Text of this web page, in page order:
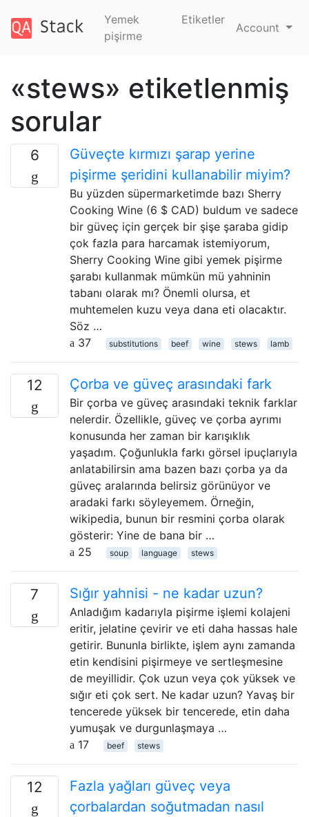
Yemek
pişirme
Etiketler
Account
«stews» etiketlenmiş
sorular
6
Güveçte kırmızı şarap yerine
pişirme şeridini kullanabilir miyim?
Bu yüzden süpermarketimde bazı Sherry
Cooking Wine (6 $ CAD) buldum ve sadece
bir güveç için gerçek bir şişe şaraba gidip
çok fazla para harcamak istemiyorum,
Sherry Cooking Wine gibi yemek pişirme
şarabı kullanmak mümkün mü yahninin
tabanı olarak mı? Önemli olursa, et
muhtemelen kuzu veya dana eti olacaktır.
Söz …
37
substitutions beef wine stews lamb
12 Çorba ve güveç arasındaki fark
Bir çorba ve güveç arasındaki teknik farklar
nelerdir. Özellikle, güveç ve çorba ayrımı
konusunda her zaman bir karışıklık
yaşadım. Çoğunlukla farkı görsel ipuçlarıyla
anlatabilirsin ama bazen bazı çorba ya da
güveç aralarında belirsiz görünüyor ve
aradaki farkı söyleyemem. Örneğin,
wikipedia, bunun bir resmini çorba olarak
gösterir: Yine de bana bir …
25
soup language stews
7 Sığır yahnisi - ne kadar uzun?
Anladığım kadarıyla pişirme işlemi kolajeni
eritir, jelatine çevirir ve eti daha hassas hale
getirir. Bununla birlikte, işlem aynı zamanda
etin kendisini pişirmeye ve sertleşmesine
de meyillidir. Çok uzun veya çok yüksek ve
sığır eti çok sert. Ne kadar uzun? Yavaş bir
tencerede yüksek bir tencerede, etin daha
yumuşak ve durgunlaşmaya …
17
beef stews
12
Fazla yağları güveç veya
çorbalardan soğutmadan nasıl